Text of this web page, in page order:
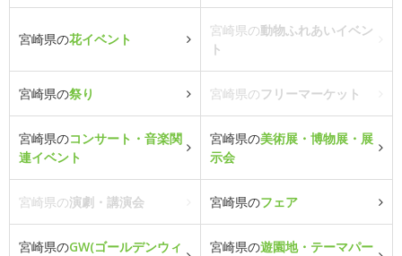
宮崎県の花イベント
宮崎県の動物ふれあいイベン
ト
宮崎県の祭り 宮崎県のフリーマーケット
宮崎県のコンサート・音楽関
連イベント
宮崎県の美術展・博物展・展
示会
宮崎県の演劇・講演会 宮崎県のフェア
宮崎県のGW(ゴールデンウィ
宮崎県の遊園地・テーマパー